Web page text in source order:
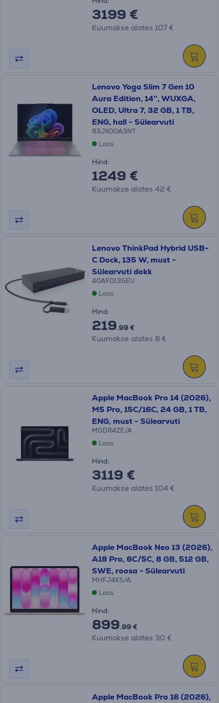
3199 €
Kuumakse alates 107 €
Lenovo Yoga Slim 7 Gen 10
Aura Edition, 14'', WUXGA,
OLED, Ultra 7, 32 GB, 1 TB,
ENG, hall - Sülearvuti
83JX00A3NT
Laos
Hind:
1249 €
Kuumakse alates 42 €
Lenovo ThinkPad Hybrid USB-
C Dock, 135 W, must -
Sülearvuti dokk
40AF0135EU
Laos
Hind:
219.99 €
Kuumakse alates 8 €
Apple MacBook Pro 14 (2026),
M5 Pro, 15C/16C, 24 GB, 1 TB,
ENG, must - Sülearvuti
MGDR4ZE/A
Laos
Hind:
3119 €
Kuumakse alates 104 €
Apple MacBook Neo 13 (2026),
A18 Pro, 6C/5C, 8 GB, 512 GB,
SWE, roosa - Sülearvuti
MHFJ4KS/A
Laos
Hind:
899.99 €
Kuumakse alates 30 €
Apple MacBook Pro 16 (2026),